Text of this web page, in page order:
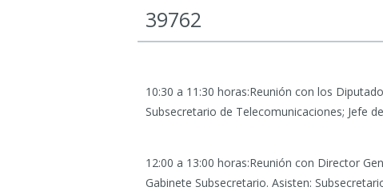
39762
10:30 a 11:30 horas:Reunión con los
Subsecretario de Telecomunicaciones; Jefe
12:00 a 13:00 horas:Reunión con Director
Gabinete Subsecretario. Asisten: